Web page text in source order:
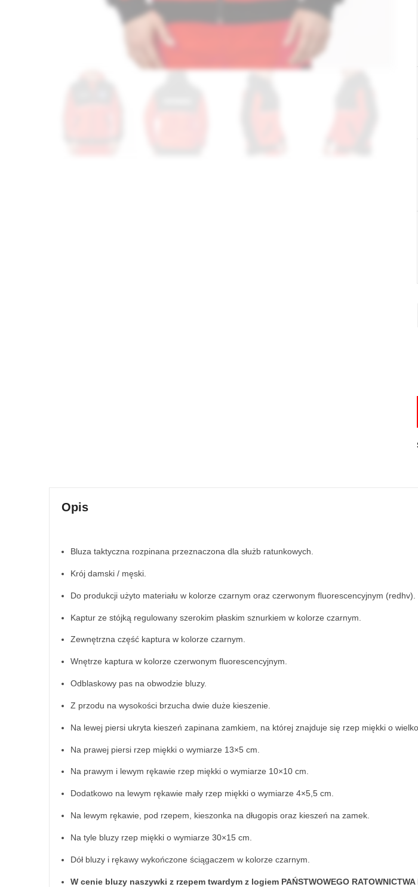
Opis
Bluza taktyczna rozpinana przeznaczona dla służb ratunkowych.
Krój damski / męski.
Do produkcji użyto materiału w kolorze czarnym oraz czerwonym fluorescencyjnym (redhv).
Kaptur ze stójką regulowany szerokim płaskim sznurkiem w kolorze czarnym.
Zewnętrzna część kaptura w kolorze czarnym.
Wnętrze kaptura w kolorze czerwonym fluorescencyjnym.
Odblaskowy pas na obwodzie bluzy.
Z przodu na wysokości brzucha dwie duże kieszenie.
Na lewej piersi ukryta kieszeń zapinana zamkiem, na której znajduje się rzep miękki o
Na prawej piersi rzep miękki o wymiarze 13×5 cm.
Na prawym i lewym rękawie rzep miękki o wymiarze 10×10 cm.
Dodatkowo na lewym rękawie mały rzep miękki o wymiarze 4×5,5 cm.
Na lewym rękawie, pod rzepem, kieszonka na długopis oraz kieszeń na zamek.
Na tyle bluzy rzep miękki o wymiarze 30×15 cm.
Dół bluzy i rękawy wykończone ściągaczem w kolorze czarnym.
W cenie bluzy naszywki z rzepem twardym z logiem PAŃSTWOWEGO